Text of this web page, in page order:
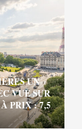
UN
VUE SUR
PRIX : 7,5